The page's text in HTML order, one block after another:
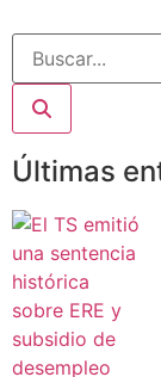
Últimas